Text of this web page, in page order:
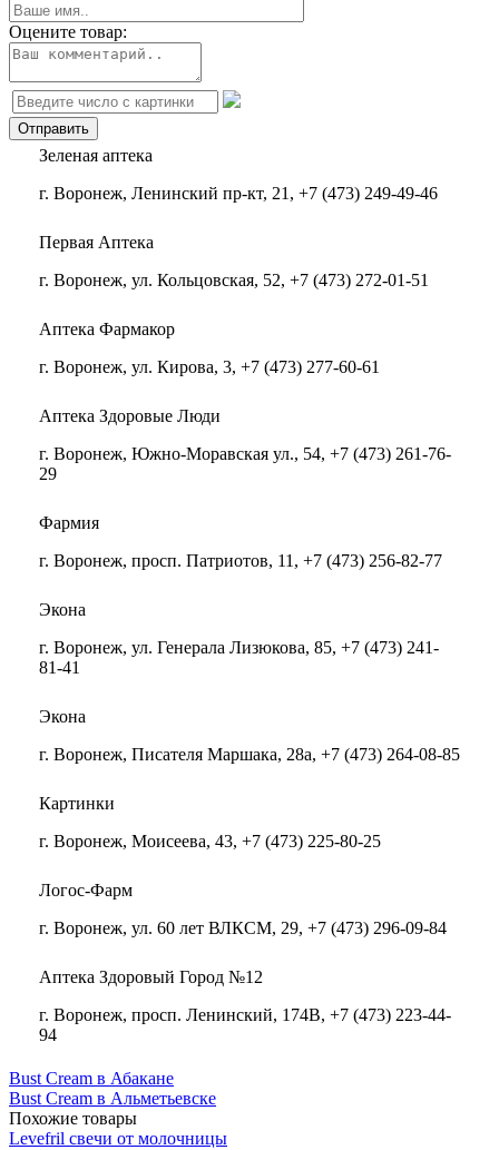
Оцените товар:
Зеленая аптека
г. Воронеж, Ленинский пр-кт, 21, +7 (473) 249-49-46
Первая Аптека
г. Воронеж, ул. Кольцовская, 52, +7 (473) 272-01-51
Аптека Фармакор
г. Воронеж, ул. Кирова, 3, +7 (473) 277-60-61
Аптека Здоровые Люди
г. Воронеж, Южно-Моравская ул., 54, +7 (473) 261-76-
29
Фармия
г. Воронеж, просп. Патриотов, 11, +7 (473) 256-82-77
Экона
г. Воронеж, ул. Генерала Лизюкова, 85, +7 (473) 241-
81-41
Экона
г. Воронеж, Писателя Маршака, 28а, +7 (473) 264-08-85
Картинки
г. Воронеж, Моисеева, 43, +7 (473) 225-80-25
Логос-Фарм
г. Воронеж, ул. 60 лет ВЛКСМ, 29, +7 (473) 296-09-84
Аптека Здоровый Город №12
г. Воронеж, просп. Ленинский, 174В, +7 (473) 223-44-
94
Bust Cream в Абакане
Bust Cream в Альметьевске
Похожие товары
Levefril свечи от молочницы